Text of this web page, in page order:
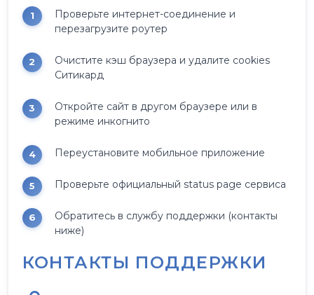
Проверьте интернет-соединение и
перезагрузите роутер
Очистите кэш браузера и удалите cookies
Ситикард
Откройте сайт в другом браузере или в
режиме инкогнито
Переустановите мобильное приложение
Проверьте официальный status page сервиса
Обратитесь в службу поддержки (контакты
ниже)
КОНТАКТЫ ПОДДЕРЖКИ